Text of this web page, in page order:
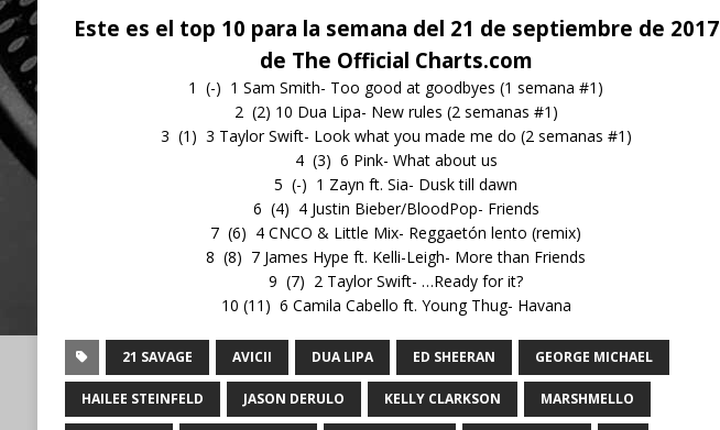
Este es el top 10 para la semana del 21 de septiembre de 2017
de The Official Charts.com
1 (-) 1 Sam Smith- Too good at goodbyes (1 semana #1)
2 (2) 10 Dua Lipa- New rules (2 semanas #1)
3 (1) 3 Taylor Swift- Look what you made me do (2 semanas #1)
4 (3) 6 Pink- What about us
5 (-) 1 Zayn ft. Sia- Dusk till dawn
6 (4) 4 Justin Bieber/BloodPop- Friends
7 (6) 4 CNCO & Little Mix- Reggaetón lento (remix)
8 (8) 7 James Hype ft. Kelli-Leigh- More than Friends
9 (7) 2 Taylor Swift- …Ready for it?
10 (11) 6 Camila Cabello ft. Young Thug- Havana
21 SAVAGE AVICII DUA LIPA ED SHEERAN GEORGE MICHAEL
HAILEE STEINFELD JASON DERULO KELLY CLARKSON MARSHMELLO